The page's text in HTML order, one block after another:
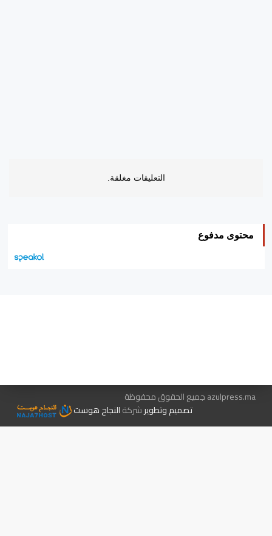
التعليقات مغلقة.
محتوى مدفوع
azulpress.ma جميع الحقوق محفوظة
تصميم وتطويرشركةالنجاح هوست